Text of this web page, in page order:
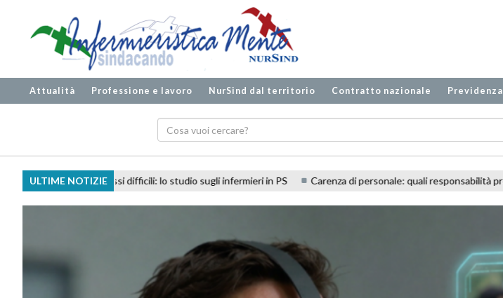
Attualità Professione e lavoro NurSind dal territorio Contratto nazionale Previdenza
ULTIME NOTIZIE
lo studio sugli infermieri in PS Carenza di personale: quali responsabilità professionali per l'infermiere?